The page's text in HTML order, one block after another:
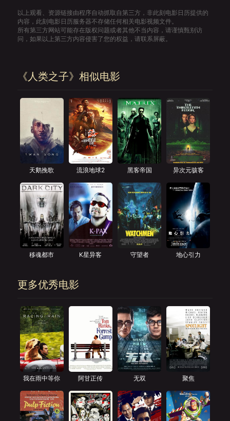
以上观看、资源链接由程序自动抓取自第三方，非此刻电影日历提供的
内容，此刻电影日历服务器不存储任何相关电影视频文件。
所有第三方网站可能存在版权问题或者其他不当内容，请谨慎甄别访
问，如果以上第三方内容侵害了您的权益，请联系屏蔽。
《人类之子》相似电影
天鹅挽歌 流浪地球2 黑客帝国 异次元骇客
移魂都市 K星异客 守望者 地心引力
更多优秀电影
我在雨中等你 阿甘正传 无双 聚焦